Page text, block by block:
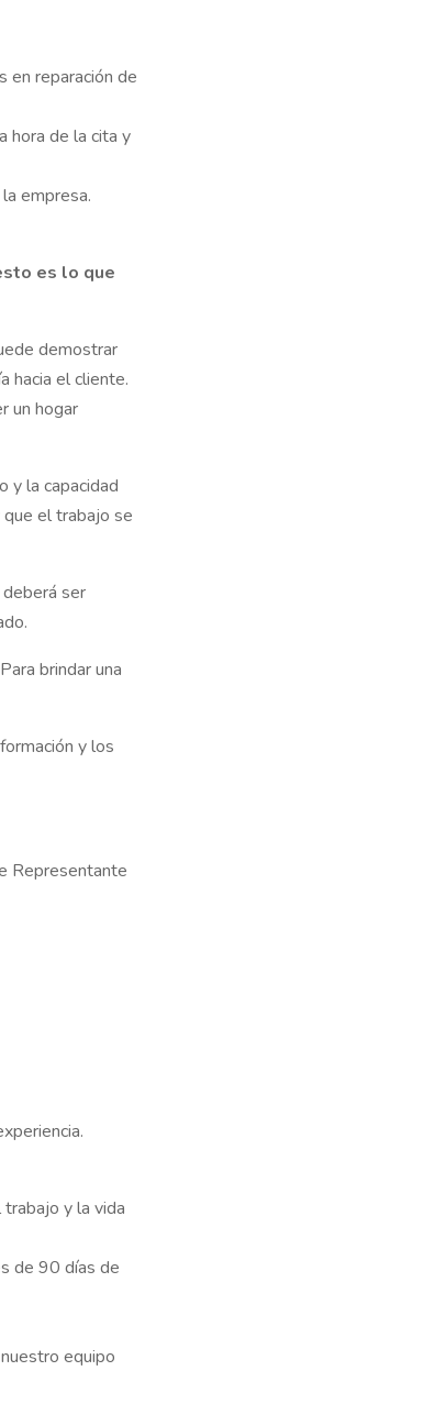
en reparación de
hora de la cita y
empresa.
es lo que
demostrar
hacia el cliente.
un hogar
y la capacidad
el trabajo se
ser
brindar una
y los
Representante
y la vida
de 90 días de
equipo